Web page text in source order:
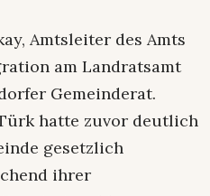
Amtsleiter des Amts
am Landratsamt
Gemeinderat.
hatte zuvor deutlich
gesetzlich
ihrer